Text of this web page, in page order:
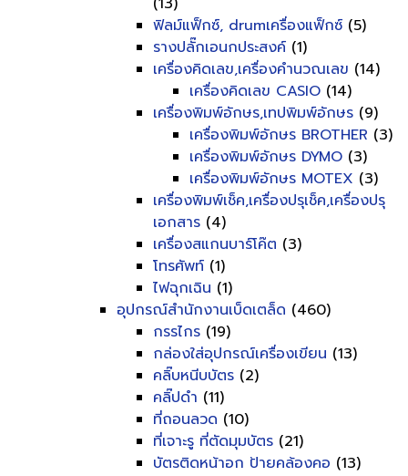
ฟิลม์แฟ็กซ์, drumเครื่องแฟ็กซ์ (5)
รางปลั๊กเอนกประสงค์ (1)
เครื่องคิดเลข,เครื่องคำนวณเลข (14)
เครื่องคิดเลข CASIO (14)
เครื่องพิมพ์อักษร,เทปพิมพ์อักษร (9)
เครื่องพิมพ์อักษร BROTHER (3)
เครื่องพิมพ์อักษร DYMO (3)
เครื่องพิมพ์อักษร MOTEX (3)
เครื่องพิมพ์เช็ค,เครื่องปรุเช็ค,เครื่องปรุ
เอกสาร (4)
เครื่องสแกนบาร์โค๊ต (3)
โทรศัพท์ (1)
ไฟฉุกเฉิน (1)
อุปกรณ์สำนักงานเบ็ดเตล็ด (460)
กรรไกร (19)
กล่องใส่อุปกรณ์เครื่องเขียน (13)
คลิ๊บหนีบบัตร (2)
คลิ๊ปดำ (11)
ที่ถอนลวด (10)
ที่เจาะรู ที่ตัดมุมบัตร (21)
บัตรติดหน้าอก ป้ายคล้องคอ (13)